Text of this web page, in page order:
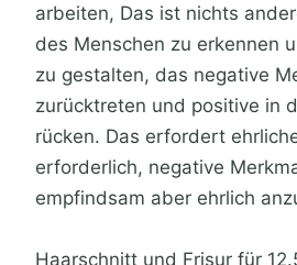
arbeiten, Das ist nichts
des Menschen zu erkennen
zu gestalten, das negative
zurücktreten und positive in
rücken. Das erfordert
erforderlich, negative
empfindsam aber ehrlich
Haarschnitt und Frisur für